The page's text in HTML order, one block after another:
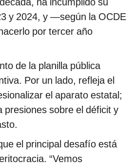
y 2024, y —según la OCDE
por tercer año
de la planilla pública
Por un lado, refleja el
el aparato estatal;
presiones sobre el déficit y
el principal desafío está
“Vemos